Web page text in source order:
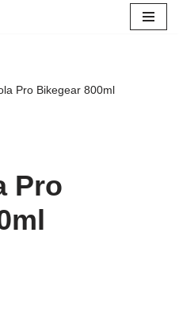
Pro Bikegear 800ml
Pro